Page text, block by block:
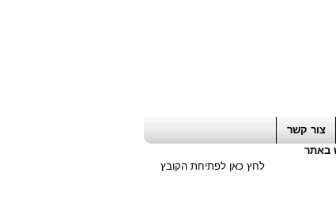
צור קשר
באתר
לחץ כאן לפתיחת הקובץ